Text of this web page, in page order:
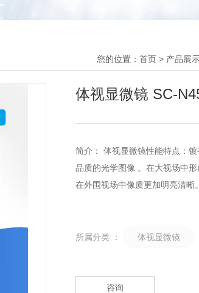
您的位置：首页 > 产品展
体视显微镜 SC-
简介： 体视显微镜性能特点：
品质的光学图像 。在大视场中
在外围视场中像质更加明亮清晰。
所属分类 ： 体视显微镜
咨询